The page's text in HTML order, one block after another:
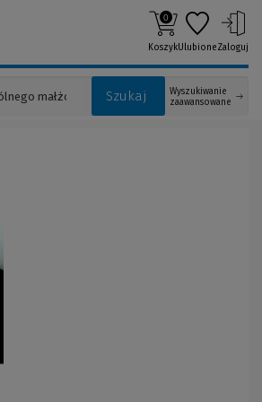
Szukaj
Wyszukiwanie
zaawansowane
0
KoszykUlubioneZaloguj